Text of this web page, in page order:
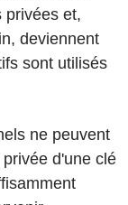
privées et,
deviennent
sont utilisés
ne peuvent
d'une clé